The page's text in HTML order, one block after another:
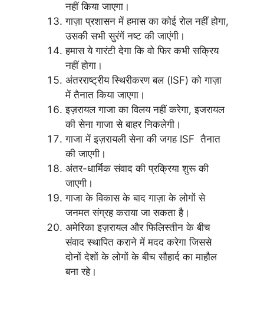
नहीं किया जाएगा।
गाज़ा प्रशासन में हमास का कोई रोल नहीं होगा,
उसकी सभी सुरंगें नष्ट की जाएंगी।
हमास ये गारंटी देगा कि वो फिर कभी सक्रिय
नहीं होगा।
अंतरराष्ट्रीय स्थिरीकरण बल (ISF) को गाज़ा
में तैनात किया जाएगा।
इज़रायल गाजा का विलय नहीं करेगा, इजरायल
की सेना गाजा से बाहर निकलेगी।
गाजा में इज़रायली सेना की जगह ISF तैनात
की जाएगी।
अंतर-धार्मिक संवाद की प्रक्रिया शुरू की
जाएगी।
गाजा के विकास के बाद गाज़ा के लोगों से
जनमत संग्रह कराया जा सकता है।
अमेरिका इज़रायल और फिलिस्तीन के बीच
संवाद स्थापित कराने में मदद करेगा जिससे
दोनों देशों के लोगों के बीच सौहार्द का माहौल
बना रहे।